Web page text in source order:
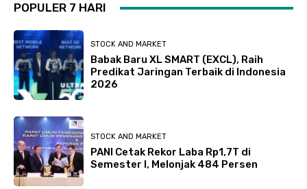
POPULER 7 HARI
STOCK AND MARKET
Babak Baru XL SMART (EXCL), Raih
Predikat Jaringan Terbaik di Indonesia
2026
STOCK AND MARKET
PANI Cetak Rekor Laba Rp1,7T di
Semester I, Melonjak 484 Persen